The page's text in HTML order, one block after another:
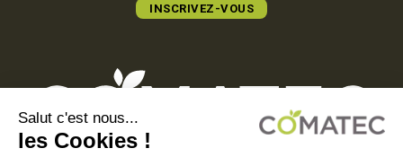
INSCRIVEZ-VOUS